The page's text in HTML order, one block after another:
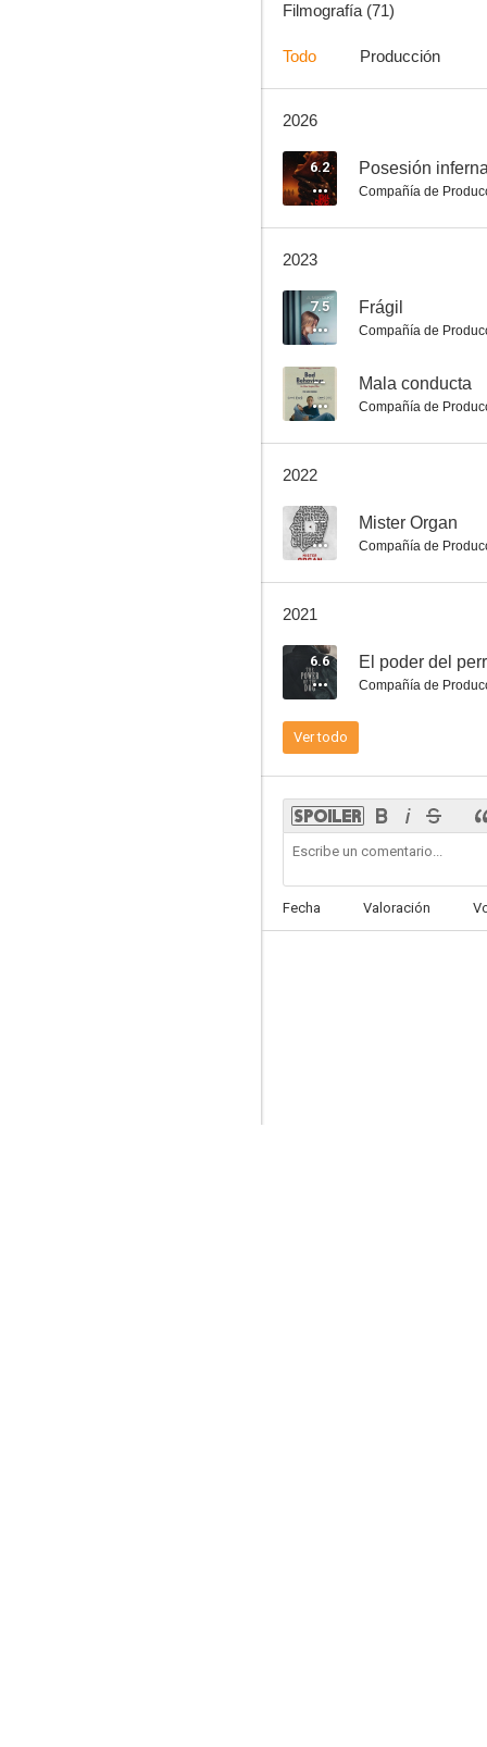
7.1
Mal gusto (Bad Taste)
6.8
6.2
4.7
Filmografía (71)
Todo Producción
2026
6.2 Posesión
Compañía de
2023
7.5 Frágil
Compañía de
-- Mala conducta
Compañía de
2022
-- Mister Organ
Compañía de
2021
6.6 El poder del
Compañía de
Ver todo
Fecha Valoración